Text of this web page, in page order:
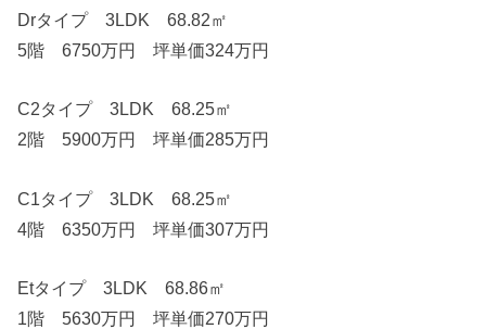
Drタイプ 3LDK 68.82㎡
5階 6750万円 坪単価324万円
C2タイプ 3LDK 68.25㎡
2階 5900万円 坪単価285万円
C1タイプ 3LDK 68.25㎡
4階 6350万円 坪単価307万円
Etタイプ 3LDK 68.86㎡
1階 5630万円 坪単価270万円